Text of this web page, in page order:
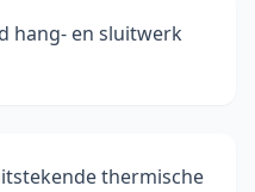
hang- en sluitwerk
thermische